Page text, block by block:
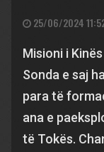
25/06/2024
Misioni i
Sonda e saj
para të
ana e
të Tokës.